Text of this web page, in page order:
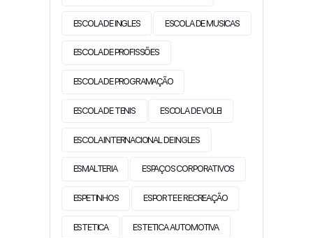
ESCOLA DE INGLES ESCOLA DE MUSICAS
ESCOLA DE PROFISSÕES
ESCOLA DE PROGRAMAÇÃO
ESCOLA DE TENIS ESCOLA DE VOLEI
ESCOLA INTERNACIONAL DE INGLES
ESMALTERIA ESPAÇOS CORPORATIVOS
ESPETINHOS ESPORTE E RECREAÇÃO
ESTETICA ESTETICA AUTOMOTIVA